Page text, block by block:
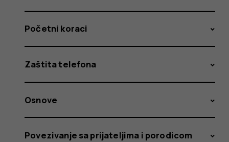
Početni koraci
Zaštita telefona
Osnove
Povezivanje sa prijateljima i porodicom